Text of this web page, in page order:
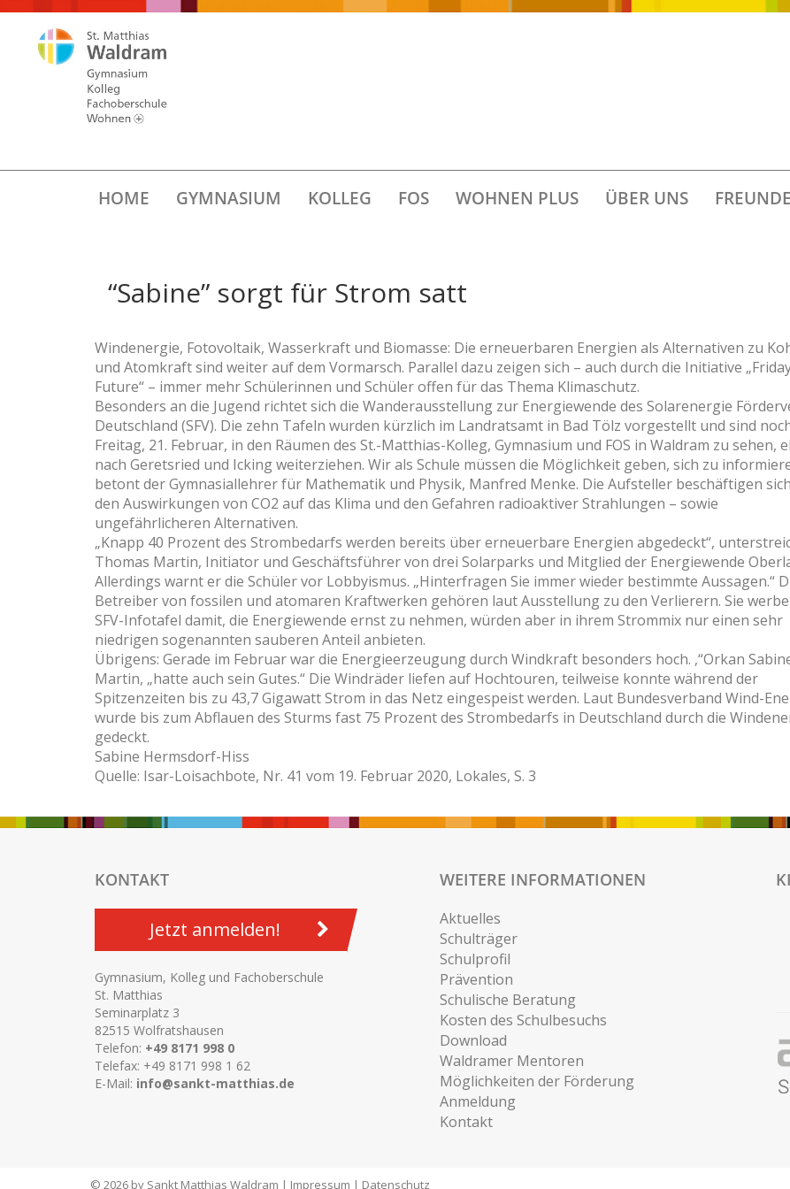
HOME GYMNASIUM KOLLEG FOS WOHNEN PLUS ÜBER UNS
“Sabine” sorgt für Strom satt
Windenergie, Fotovoltaik, Wasserkraft und Biomasse: Die erneuerbaren Energien als Alternativen zu
und Atomkraft sind weiter auf dem Vormarsch. Parallel dazu zeigen sich – auch durch die Initiative
Future“ – immer mehr Schülerinnen und Schüler offen für das Thema Klimaschutz.
Besonders an die Jugend richtet sich die Wanderausstellung zur Energiewende des Solarenergie
Deutschland (SFV). Die zehn Tafeln wurden kürzlich im Landratsamt in Bad Tölz vorgestellt und sind
Freitag, 21. Februar, in den Räumen des St.-Matthias-Kolleg, Gymnasium und FOS in Waldram zu sehen,
nach Geretsried und Icking weiterziehen. Wir als Schule müssen die Möglichkeit geben, sich zu
betont der Gymnasiallehrer für Mathematik und Physik, Manfred Menke. Die Aufsteller beschäftigen
den Auswirkungen von CO2 auf das Klima und den Gefahren radioaktiver Strahlungen – sowie
ungefährlicheren Alternativen.
„Knapp 40 Prozent des Strombedarfs werden bereits über erneuerbare Energien abgedeckt“,
Thomas Martin, Initiator und Geschäftsführer von drei Solarparks und Mitglied der Energiewende
Allerdings warnt er die Schüler vor Lobbyismus. „Hinterfragen Sie immer wieder bestimmte Aussagen.“
Betreiber von fossilen und atomaren Kraftwerken gehören laut Ausstellung zu den Verlierern. Sie
SFV-Infotafel damit, die Energiewende ernst zu nehmen, würden aber in ihrem Strommix nur einen sehr
niedrigen sogenannten sauberen Anteil anbieten.
Übrigens: Gerade im Februar war die Energieerzeugung durch Windkraft besonders hoch. ,“Orkan
Martin, „hatte auch sein Gutes.“ Die Windräder liefen auf Hochtouren, teilweise konnte während der
Spitzenzeiten bis zu 43,7 Gigawatt Strom in das Netz eingespeist werden. Laut Bundesverband Wind-
wurde bis zum Abflauen des Sturms fast 75 Prozent des Strombedarfs in Deutschland durch die
gedeckt.
Sabine Hermsdorf-Hiss
Quelle: Isar-Loisachbote, Nr. 41 vom 19. Februar 2020, Lokales, S. 3
KONTAKT
Jetzt anmelden!
Gymnasium, Kolleg und Fachoberschule
St. Matthias
Seminarplatz 3
82515 Wolfratshausen
Telefon: +49 8171 998 0
Telefax: +49 8171 998 1 62
E-Mail: info@sankt-matthias.de
WEITERE INFORMATIONEN
Aktuelles
Schulträger
Schulprofil
Prävention
Schulische Beratung
Kosten des Schulbesuchs
Download
Waldramer Mentoren
Möglichkeiten der Förderung
Anmeldung
Kontakt
© 2026 by Sankt Matthias Waldram | Impressum | Datenschutz